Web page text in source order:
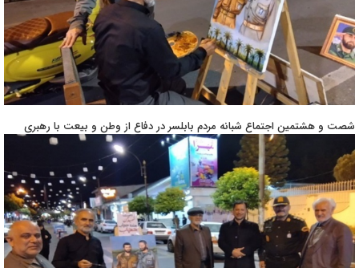
شصت و هشتمین اجتماع شبانه مردم بابلسر در دفاع از وطن و بیعت با رهبری